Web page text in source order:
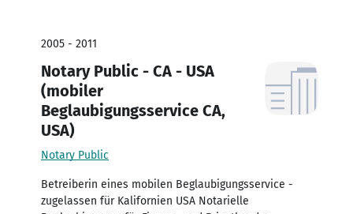
2005 - 2011
Notary Public - CA - USA
(mobiler
Beglaubigungsservice CA,
USA)
Notary Public
Betreiberin eines mobilen Beglaubigungsservice -
zugelassen für Kalifornien USA Notarielle